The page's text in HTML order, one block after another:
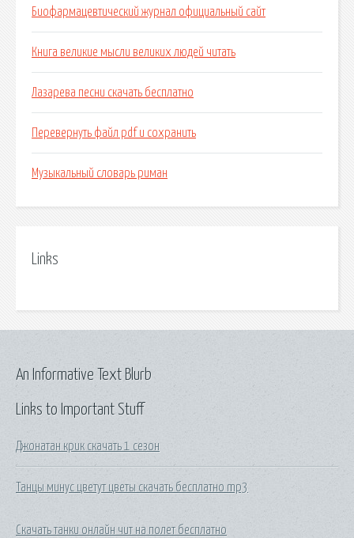
Биофармацевтический журнал официальный сайт
Книга великие мысли великих людей читать
Лазарева песни скачать бесплатно
Перевернуть файл pdf и сохранить
Музыкальный словарь риман
Links
Links to Important Stuff
Джонатан крик скачать 1 сезон
Танцы минус цветут цветы скачать бесплатно mp3
Скачать танки онлайн чит на полет бесплатно
An Informative Text Blurb